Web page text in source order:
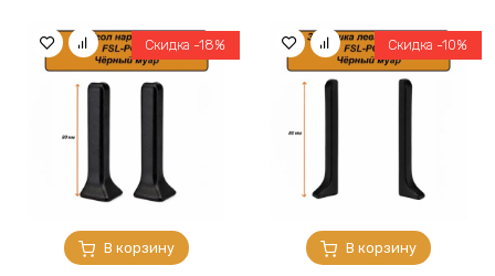
600,00 ₽.
В корзину
Скидка -18%
В корзину
Скидка -10%